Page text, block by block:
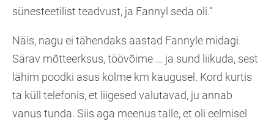
sünesteetilist teadvust, ja Fannyl seda oli.“
Näis, nagu ei tähendaks aastad Fannyle midagi.
Särav mõtteerksus, töövõime … ja sund liikuda, sest
lähim poodki asus kolme km kaugusel. Kord kurtis
ta küll telefonis, et liigesed valutavad, ju annab
vanus tunda. Siis aga meenus talle, et oli eelmisel